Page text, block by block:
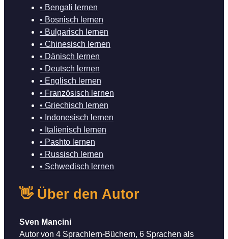
• Bengali lernen
• Bosnisch lernen
• Bulgarisch lernen
• Chinesisch lernen
• Dänisch lernen
• Deutsch lernen
• Englisch lernen
• Französisch lernen
• Griechisch lernen
• Indonesisch lernen
• Italienisch lernen
• Pashto lernen
• Russisch lernen
• Schwedisch lernen
👋 Über den Autor
Sven Mancini
Autor von 4 Sprachlern-Büchern, 6 Sprachen als